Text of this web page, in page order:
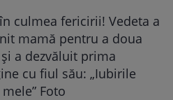
culmea fericirii! Vedeta a
mamă pentru a doua
a dezvăluit prima
cu fiul său: „Iubirile
Foto